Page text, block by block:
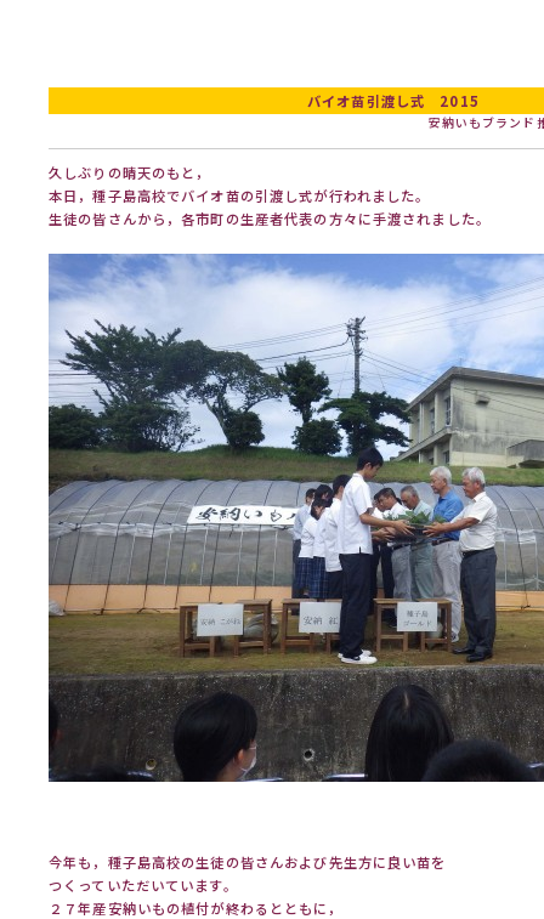
バイオ苗引渡し式 2015
安納いもブランド
久しぶりの晴天のもと，
本日，種子島高校でバイオ苗の引渡し式が行われました。
生徒の皆さんから，各市町の生産者代表の方々に手渡されました。
今年も，種子島高校の生徒の皆さんおよび先生方に良い苗を
つくっていただいています。
２７年産安納いもの植付が終わるとともに，